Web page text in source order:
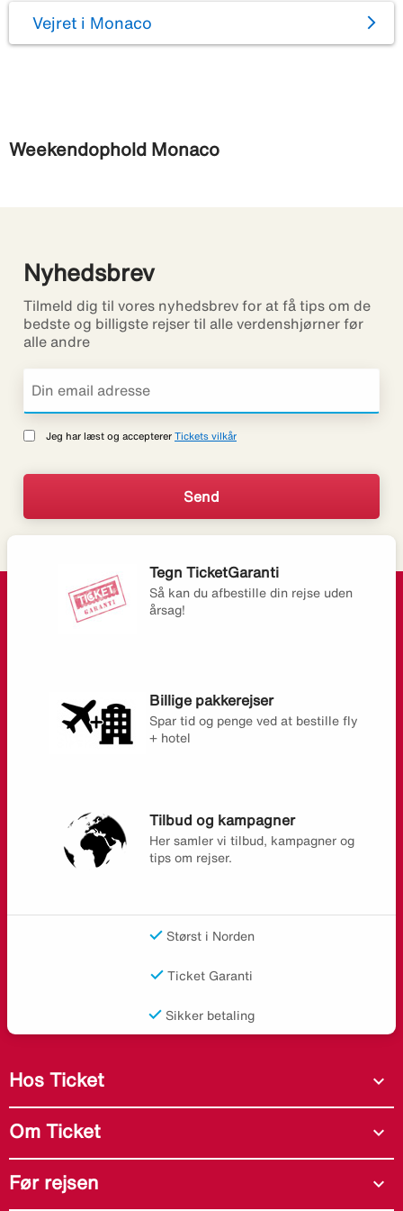
Vejret i Monaco
Weekendophold Monaco
Nyhedsbrev
Tilmeld dig til vores nyhedsbrev for at få tips om de
bedste og billigste rejser til alle verdenshjørner før
alle andre
Jeg har læst og accepterer Tickets vilkår
Tegn TicketGaranti
Så kan du afbestille din rejse uden
årsag!
Billige pakkerejser
Spar tid og penge ved at bestille fly
+ hotel
Tilbud og kampagner
Her samler vi tilbud, kampagner og
tips om rejser.
Størst i Norden
Ticket Garanti
Sikker betaling
Hos Ticket expand_more
Om Ticket expand_more
Før rejsen expand_more